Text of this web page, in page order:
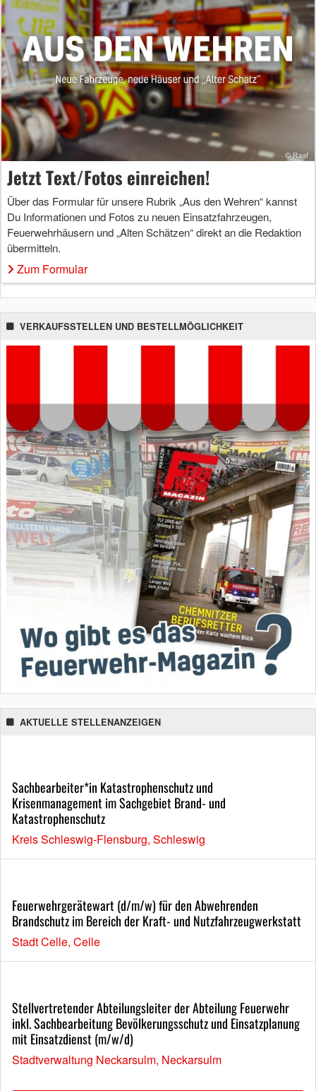
Jetzt Text/Fotos einreichen!
Über das Formular für unsere Rubrik „Aus den Wehren“ kannst
Du Informationen und Fotos zu neuen Einsatzfahrzeugen,
Feuerwehrhäusern und „Alten Schätzen“ direkt an die Redaktion
übermitteln.
Zum Formular
VERKAUFSSTELLEN UND BESTELLMÖGLICHKEIT
AKTUELLE STELLENANZEIGEN
Sachbearbeiter*in Katastrophenschutz und
Krisenmanagement im Sachgebiet Brand- und
Katastrophenschutz
Kreis Schleswig-Flensburg, Schleswig
Feuerwehrgerätewart (d/m/w) für den Abwehrenden
Brandschutz im Bereich der Kraft- und Nutzfahrzeugwerkstatt
Stadt Celle, Celle
Stellvertretender Abteilungsleiter der Abteilung Feuerwehr
inkl. Sachbearbeitung Bevölkerungsschutz und Einsatzplanung
mit Einsatzdienst (m/w/d)
Stadtverwaltung Neckarsulm, Neckarsulm